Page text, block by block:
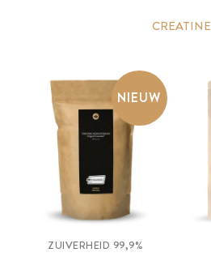
CREATINE
NIEUW
ZUIVERHEID 99,9%